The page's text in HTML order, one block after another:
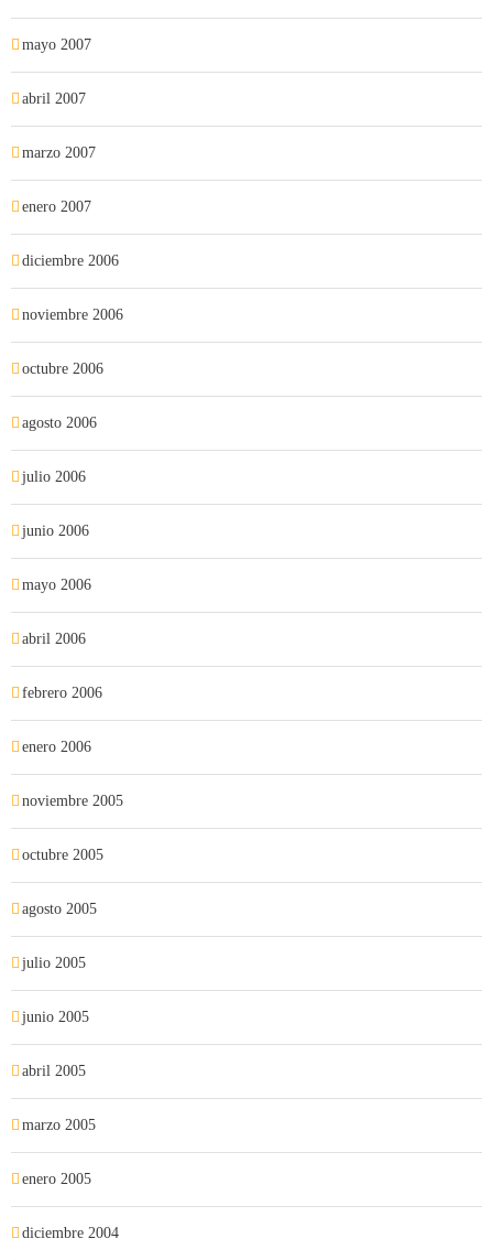
mayo 2007
abril 2007
marzo 2007
enero 2007
diciembre 2006
noviembre 2006
octubre 2006
agosto 2006
julio 2006
junio 2006
mayo 2006
abril 2006
febrero 2006
enero 2006
noviembre 2005
octubre 2005
agosto 2005
julio 2005
junio 2005
abril 2005
marzo 2005
enero 2005
diciembre 2004